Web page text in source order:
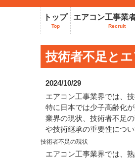
トップ
Top
エアコン工事業
Recruit
技術者不足と
2024/10/29
エアコン工事業界では、
特に日本では少子高齢化
業界の現状、技術者不足
や技術継承の重要性につ
技術者不足の現状
エアコン工事業界では、